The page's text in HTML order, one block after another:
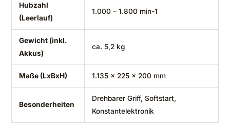
Hubzahl
(Leerlauf)
1.000 – 1.800 min-1
Gewicht (inkl.
Akkus)
ca. 5,2 kg
Maße (LxBxH) 1.135 x 225 x 200 mm
Besonderheiten
Drehbarer Griff, Softstart,
Konstantelektronik